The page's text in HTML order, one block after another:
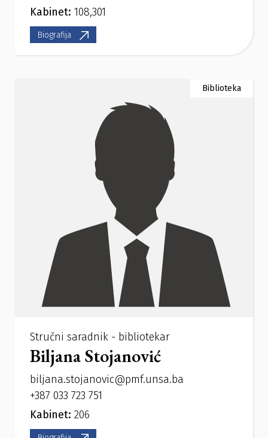
Kabinet: 108,301
Biografija
Biblioteka
Stručni saradnik - bibliotekar
Biljana Stojanović
biljana.stojanovic@pmf.unsa.ba
+387 033 723 751
Kabinet: 206